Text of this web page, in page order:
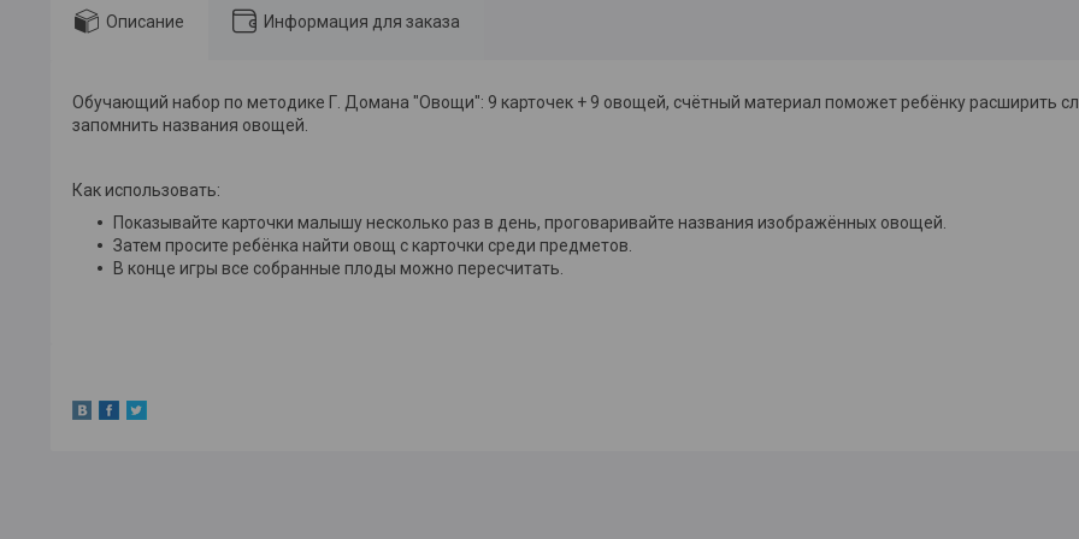
Описание Информация для заказа
Обучающий набор по методике Г. Домана "Овощи": 9 карточек + 9 овощей, счётный материал поможет ребёнку расширить
запомнить названия овощей.
Как использовать:
Показывайте карточки малышу несколько раз в день, проговаривайте названия изображённых овощей.
Затем просите ребёнка найти овощ с карточки среди предметов.
В конце игры все собранные плоды можно пересчитать.